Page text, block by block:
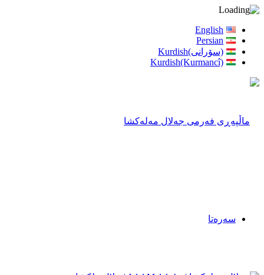
English
Persian
(سۆرانی)Kurdish
Kurdish(Kurmancî)
سەرەتا